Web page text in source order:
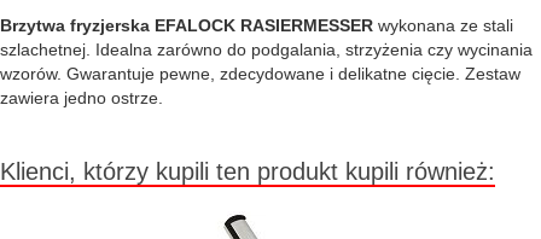
Brzytwa fryzjerska EFALOCK RASIERMESSER wykonana ze stali
szlachetnej. Idealna zarówno do podgalania, strzyżenia czy wycinania
wzorów. Gwarantuje pewne, zdecydowane i delikatne cięcie. Zestaw
zawiera jedno ostrze.
Klienci, którzy kupili ten produkt kupili również: